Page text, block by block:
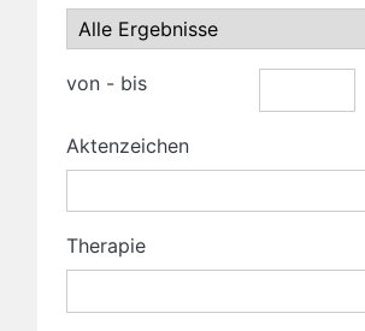
von - bis
Aktenzeichen
Therapie